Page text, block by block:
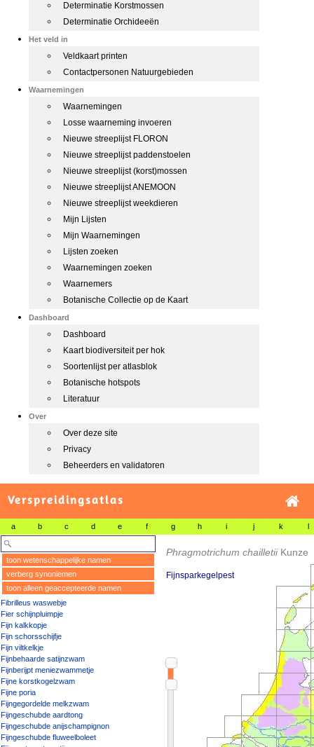
Determinatie Korstmossen
Determinatie Orchideeën
Het veld in
Veldkaart printen
Contactpersonen Natuurgebieden
Waarnemingen
Waarnemingen
Losse waarneming invoeren
Nieuwe streeplijst FLORON
Nieuwe streeplijst paddenstoelen
Nieuwe streeplijst (korst)mossen
Nieuwe streeplijst ANEMOON
Nieuwe streeplijst weekdieren
Mijn Lijsten
Mijn Waarnemingen
Lijsten zoeken
Waarnemingen zoeken
Waarnemers
Botanische Collectie op de Kaart
Dashboard
Dashboard
Kaart biodiversiteit per hok
Soortenlijst per atlasblok
Botanische hotspots
Literatuur
Over
Over deze site
Privacy
Beheerders en validatoren
Verspreidingsatlas
a b c d e f g h i j k l
toon wetenschappelijke namen
verberg synoniemen
toon alleen geaccepteerde namen
Fibrilleus waswebje
Fier schijnpluimpje
Fijn kalkkopje
Fijn schorsschijfje
Fijn viltkelkje
Fijnbehaarde satijnzwam
Fijnberijpt meniezwammetje
Fijne korstkogelzwam
Fijne poria
Fijngegordelde melkzwam
Fijngeschubde aardtong
Fijngeschubde anijschampignon
Fijngeschubde fluweelboleet
Phragmotrichum chailletii Kunze
Fijnsparkegelpest